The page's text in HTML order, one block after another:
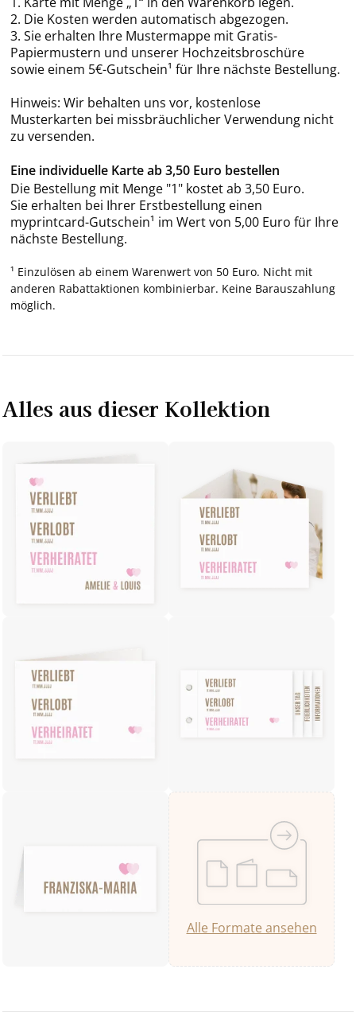
2. Die Kosten werden automatisch abgezogen.
3. Sie erhalten Ihre Mustermappe mit Gratis-
Papiermustern und unserer Hochzeitsbroschüre
sowie einem 5€-Gutschein¹ für Ihre nächste Bestellung.
Hinweis: Wir behalten uns vor, kostenlose
Musterkarten bei missbräuchlicher Verwendung nicht
zu versenden.
Eine individuelle Karte ab 3,50 Euro bestellen
Die Bestellung mit Menge "1" kostet ab 3,50 Euro.
Sie erhalten bei Ihrer Erstbestellung einen
myprintcard-Gutschein¹ im Wert von 5,00 Euro für Ihre
nächste Bestellung.
¹ Einzulösen ab einem Warenwert von 50 Euro. Nicht mit
anderen Rabattaktionen kombinierbar. Keine Barauszahlung
möglich.
Alles aus dieser Kollektion
Alle Formate ansehen